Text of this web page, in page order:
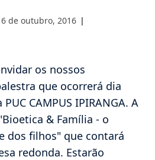
Post
6 de outubro, 2016
os nossos
que ocorrerá dia
CAMPUS IPIRANGA. A
& Família - o
dos filhos" que contará
redonda. Estarão